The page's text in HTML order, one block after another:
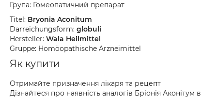
Група: Гомеопатичний препарат
Titel: Bryonia Aconitum
Darreichungsform: globuli
Hersteller: Wala Heilmittel
Gruppe: Homöopathische Arzneimittel
Як купити
Отримайте призначення лікаря та рецепт
Дізнайтеся про наявність аналогів Бріонія Аконітум в